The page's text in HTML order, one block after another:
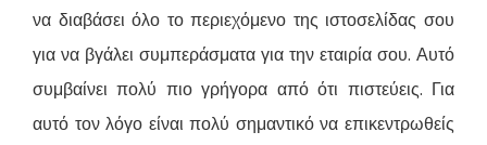
να διαβάσει όλο το περιεχόμενο της ιστοσελίδας σου
για να βγάλει συμπεράσματα για την εταιρία σου. Αυτό
συμβαίνει πολύ πιο γρήγορα από ότι πιστεύεις. Για
αυτό τον λόγο είναι πολύ σημαντικό να επικεντρωθείς